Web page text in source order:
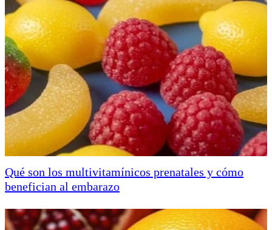
Qué son los multivitamínicos prenatales y cómo
benefician al embarazo